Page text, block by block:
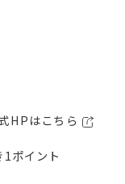
HPはこちら
ポイント